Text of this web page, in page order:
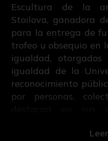
Escultura de la
Stoilova, ganadora
para la entrega de
trofeo u obsequio en
igualdad,
igualdad de la
reconocimiento
por personas,
repercuta de forma